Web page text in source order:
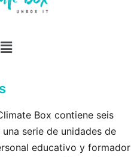
Box contiene seis
serie de unidades de
educativo y formador